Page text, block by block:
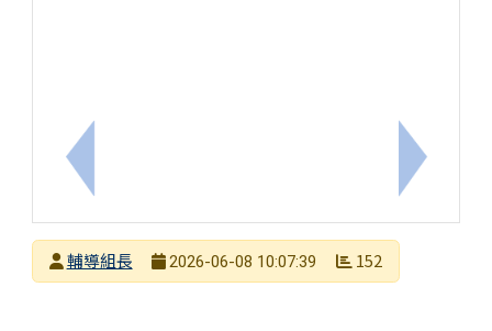
上一筆：有關本市115年度生命教育家長成長團體培
下一筆：
發布者
輔導組長
2026-06-08 10:07:39 152